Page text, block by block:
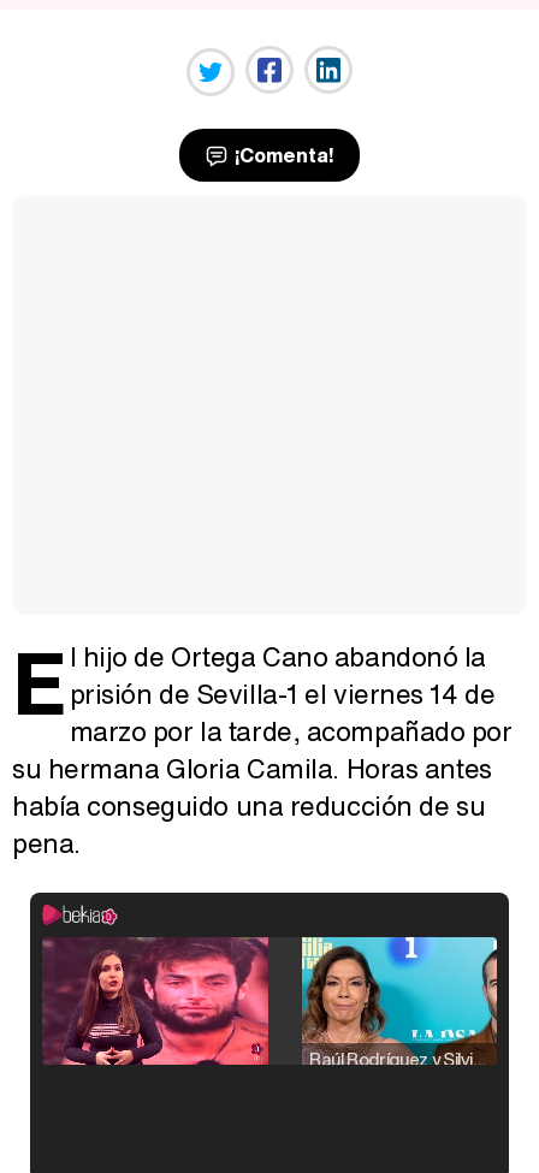
¡Comenta!
E l hijo de Ortega Cano abandonó la
prisión de Sevilla-1 el viernes 14 de
marzo por la tarde, acompañado por
su hermana Gloria Camila. Horas antes
había conseguido una reducción de su
pena.
Raúl Rodríguez y Silvia Taulés nos cuentan su papel en 'La familia de la tele'